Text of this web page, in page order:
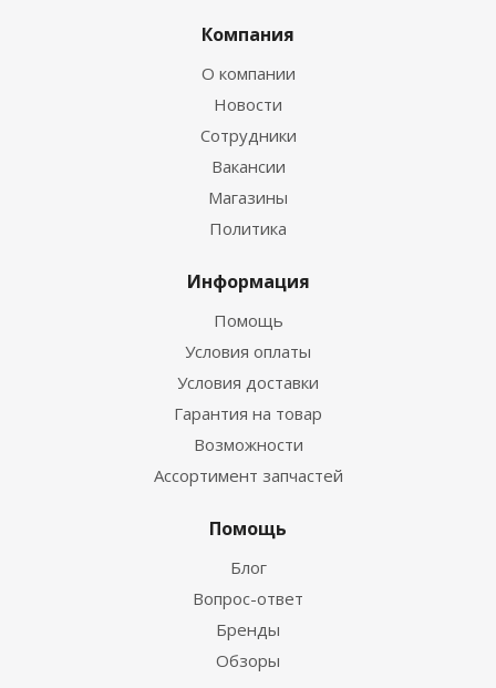
Компания
О компании
Новости
Сотрудники
Вакансии
Магазины
Политика
Информация
Помощь
Условия оплаты
Условия доставки
Гарантия на товар
Возможности
Ассортимент запчастей
Помощь
Блог
Вопрос-ответ
Бренды
Обзоры